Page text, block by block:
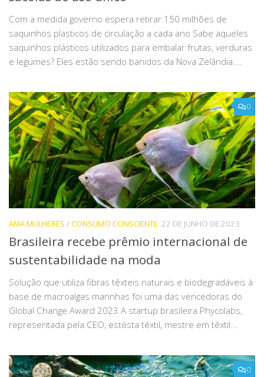
Com a medida governo espera retirar 150 milhões de
saquinhos plasticos de circulação a cada ano Sabe aqueles
saquinhos plásticos utilizados para embalar frutas, verduras
e legumes? Eles estão sendo banidos da Nova Zelândia....
0
AMA MULHERES /CONSUMO CONSCIENTE 22 DE JUNHO DE 2023
Brasileira recebe prêmio internacional de
sustentabilidade na moda
Solução que utiliza fibras têxteis naturais e biodegradáveis à
base de macroalgas marinhas foi uma das vencedoras do
Global Change Award 2023 A startup brasileira Phycolabs,
representada pela CEO, estilista têxtil, mestre em têxtil...
0